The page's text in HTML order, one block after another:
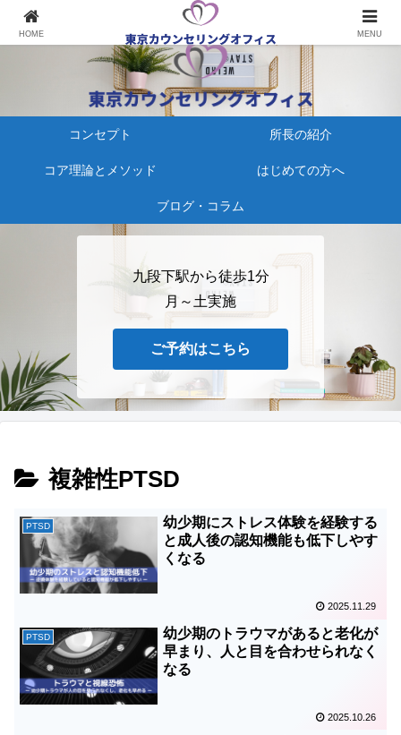
心療内科にかかる、その前に
コンセプト 所長の紹介
コア理論とメソッド はじめての方へ
ブログ・コラム
九段下駅から徒歩1分
月～土実施
ご予約はこちら
複雑性PTSD
PTSD
幼少期にストレス体験を経験する
と成人後の認知機能も低下しやす
くなる
2025.11.29
PTSD
幼少期のトラウマがあると老化が
早まり、人と目を合わせられなく
なる
2025.10.26
HOME MENU